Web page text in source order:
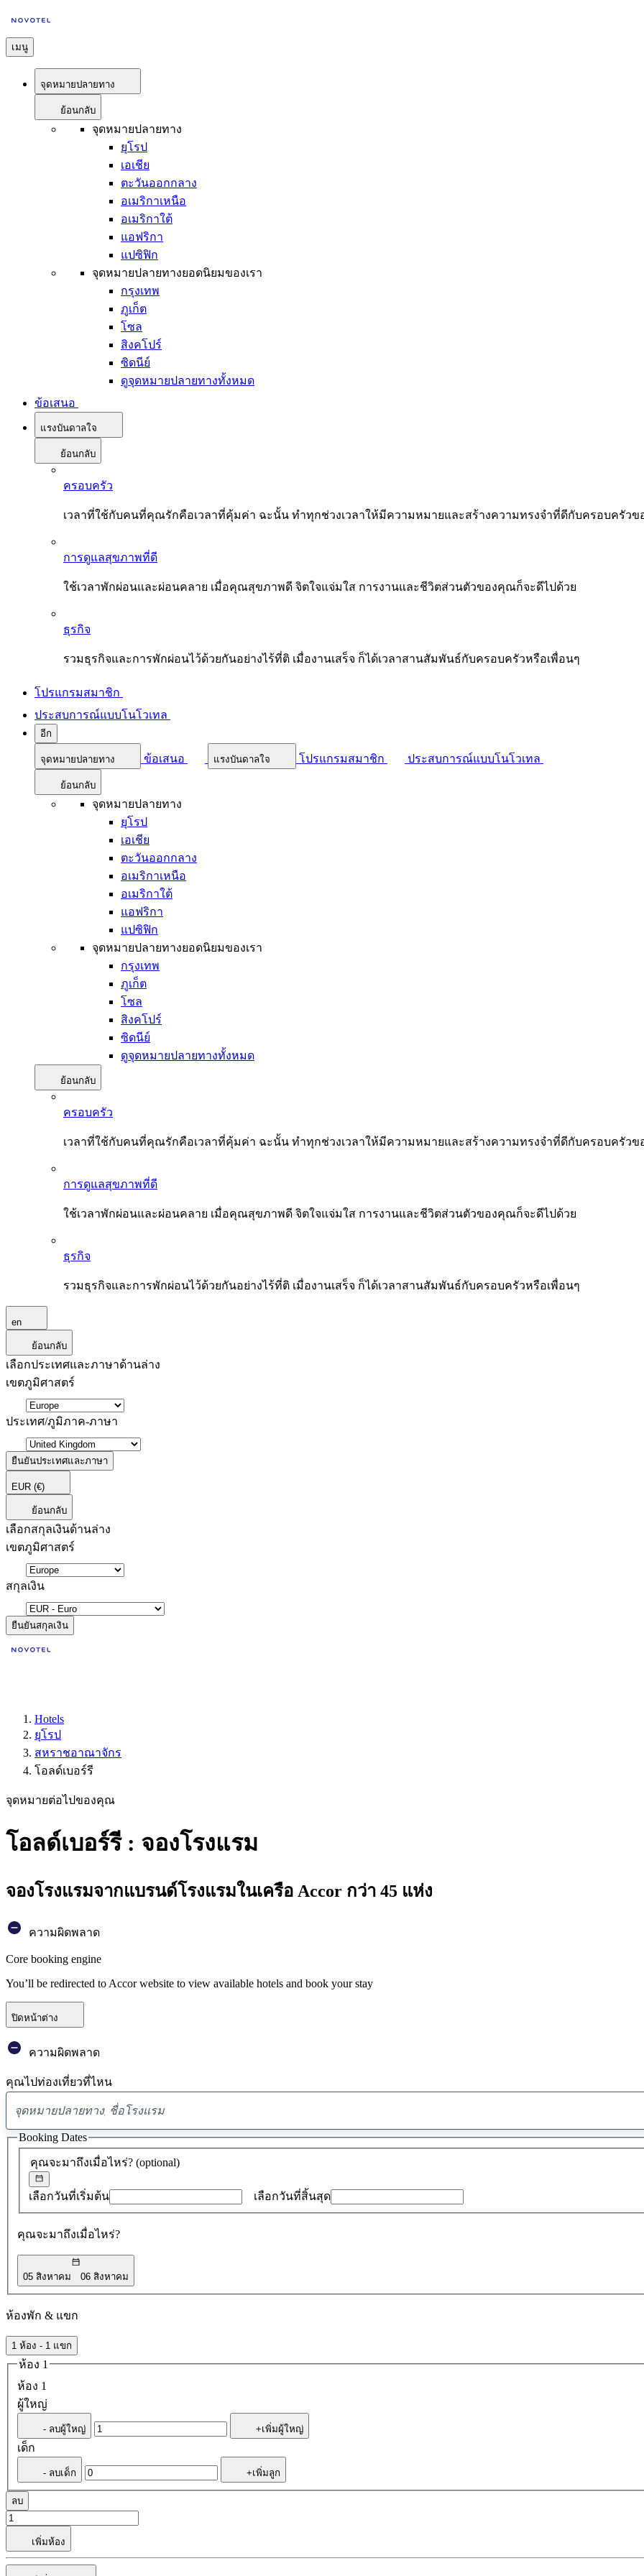
เมนู
จุดหมายปลายทาง
ย้อนกลับ
จุดหมายปลายทาง
ยุโรป
เอเชีย
ตะวันออกกลาง
อเมริกาเหนือ
อเมริกาใต้
แอฟริกา
แปซิฟิก
จุดหมายปลายทางยอดนิยมของเรา
กรุงเทพ
ภูเก็ต
โซล
สิงคโปร์
ซิดนีย์
ดูจุดหมายปลายทางทั้งหมด
ข้อเสนอ
แรงบันดาลใจ
ย้อนกลับ
ครอบครัว
เวลาที่ใช้กับคนที่คุณรักคือเวลาที่คุ้มค่า ฉะนั้น ทำทุกช่วงเวลาให้มีความหมายและสร้างความทรงจำที่ดีกับครอบครัว
การดูแลสุขภาพที่ดี
ใช้เวลาพักผ่อนและผ่อนคลาย เมื่อคุณสุขภาพดี จิตใจแจ่มใส การงานและชีวิตส่วนตัวของคุณก็จะดีไปด้วย
ธุรกิจ
รวมธุรกิจและการพักผ่อนไว้ด้วยกันอย่างไร้ที่ติ เมื่องานเสร็จ ก็ได้เวลาสานสัมพันธ์กับครอบครัวหรือเพื่อนๆ
โปรแกรมสมาชิก
ประสบการณ์แบบโนโวเทล
อีก
จุดหมายปลายทาง ข้อเสนอ แรงบันดาลใจ โปรแกรมสมาชิก ประสบการณ์แบบโนโวเทล
ย้อนกลับ
จุดหมายปลายทาง
ยุโรป
เอเชีย
ตะวันออกกลาง
อเมริกาเหนือ
อเมริกาใต้
แอฟริกา
แปซิฟิก
จุดหมายปลายทางยอดนิยมของเรา
กรุงเทพ
ภูเก็ต
โซล
สิงคโปร์
ซิดนีย์
ดูจุดหมายปลายทางทั้งหมด
ย้อนกลับ
ครอบครัว
เวลาที่ใช้กับคนที่คุณรักคือเวลาที่คุ้มค่า ฉะนั้น ทำทุกช่วงเวลาให้มีความหมายและสร้างความทรงจำที่ดีกับครอบครัว
การดูแลสุขภาพที่ดี
ใช้เวลาพักผ่อนและผ่อนคลาย เมื่อคุณสุขภาพดี จิตใจแจ่มใส การงานและชีวิตส่วนตัวของคุณก็จะดีไปด้วย
ธุรกิจ
รวมธุรกิจและการพักผ่อนไว้ด้วยกันอย่างไร้ที่ติ เมื่องานเสร็จ ก็ได้เวลาสานสัมพันธ์กับครอบครัวหรือเพื่อนๆ
en
ย้อนกลับ
เลือกประเทศและภาษาด้านล่าง
เขตภูมิศาสตร์
ประเทศ/ภูมิภาค-ภาษา
ยืนยันประเทศและภาษา
EUR (€)
ย้อนกลับ
เลือกสกุลเงินด้านล่าง
เขตภูมิศาสตร์
สกุลเงิน
ยืนยันสกุลเงิน
Hotels
ยุโรป
สหราชอาณาจักร
โอลด์เบอร์รี
จุดหมายต่อไปของคุณ
โอลด์เบอร์รี : จองโรงแรม
จองโรงแรมจากแบรนด์โรงแรมในเครือ Accor กว่า 45 แห่ง
ความผิดพลาด
Core booking engine
You’ll be redirected to Accor website to view available hotels and book your stay
ปิดหน้าต่าง
ความผิดพลาด
คุณไปท่องเที่ยวที่ไหน
ข้อ
เสนอ
คุณจะมาถึงเมื่อไหร่? (optional)
เลือกวันที่เริ่มต้น เลือกวันที่สิ้นสุด
คุณจะมาถึงเมื่อไหร่?
05 สิงหาคม 06 สิงหาคม
Booking Dates
ห้องพัก & แขก
1 ห้อง - 1 แขก
ห้อง 1
ห้อง 1
ผู้ใหญ่
- ลบผู้ใหญ่ +เพิ่มผู้ใหญ่
เด็ก
- ลบเด็ก +เพิ่มลูก
ลบ
เพิ่มห้อง